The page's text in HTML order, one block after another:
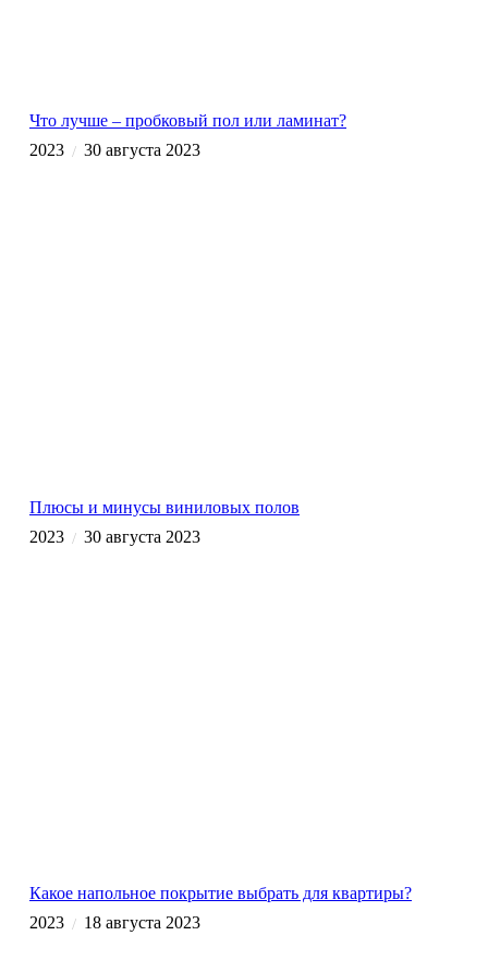
Что лучше – пробковый пол или ламинат?
2023 / 30 августа 2023
Плюсы и минусы виниловых полов
2023 / 30 августа 2023
Какое напольное покрытие выбрать для квартиры?
2023 / 18 августа 2023